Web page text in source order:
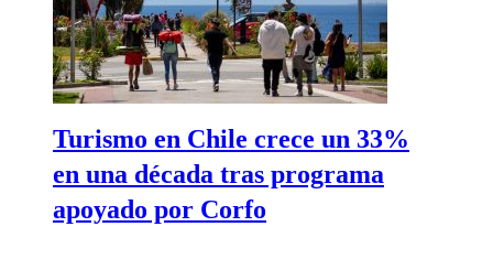
Turismo en Chile crece un 33%
en una década tras programa
apoyado por Corfo